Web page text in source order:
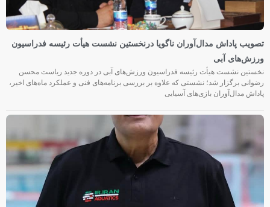
تصویب پاداش مدال‌آوران ناگویا درنخستین نشست هیأت رئیسه فدراسیون
ورزش‌های آبی
نخستین نشست هیأت رئیسه فدراسیون ورزش‌های آبی در دوره جدید ریاست محسن
رضوانی برگزار شد؛ نشستی که علاوه بر بررسی برنامه‌های فنی و عملکرد ماه‌های اخیر،
پاداش مدال‌آوران بازی‌های آسیایی